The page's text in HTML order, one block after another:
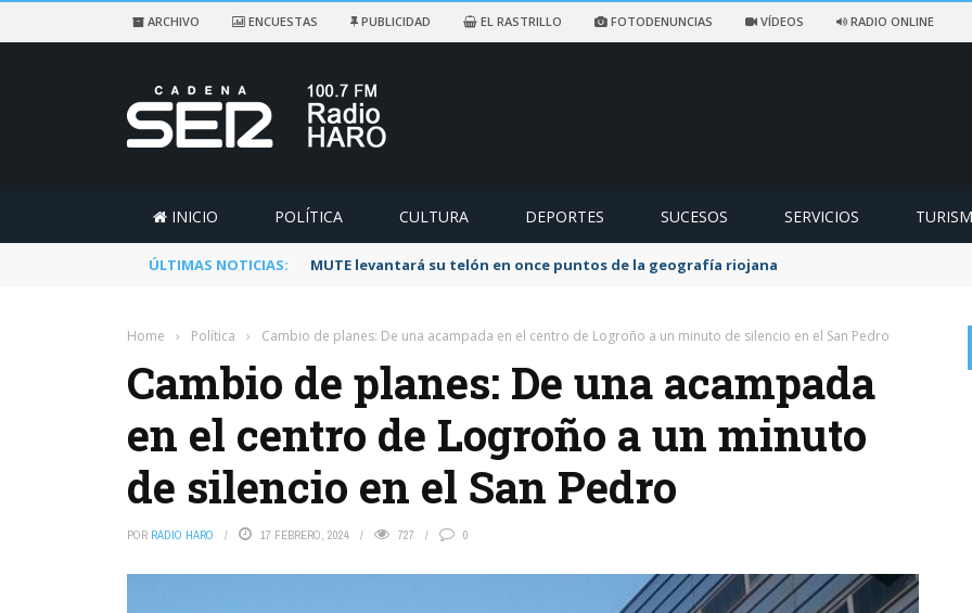
ARCHIVO ENCUESTAS PUBLICIDAD EL RASTRILLO FOTODENUNCIAS VÍDEOS RADIO ONLINE
INICIO POLÍTICA CULTURA DEPORTES SUCESOS SERVICIOS
ÚLTIMAS NOTICIAS: MUTE levantará su telón en once puntos de la geografía riojana
Home › Política › Cambio de planes: De una acampada en el centro de Logroño a un minuto de silencio en el San Pedro
Cambio de planes: De una acampada
en el centro de Logroño a un minuto
de silencio en el San Pedro
POR RADIO HARO 17 FEBRERO, 2024 727 0